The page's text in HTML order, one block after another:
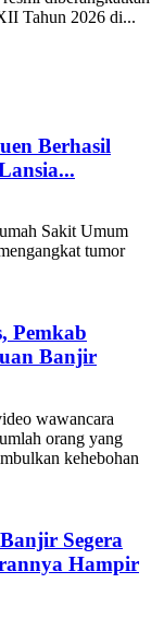
Tahun 2026 di...
Berhasil
Sakit Umum
tumor
Pemkab
Banjir
wawancara
orang yang
kehebohan
Segera
Hampir